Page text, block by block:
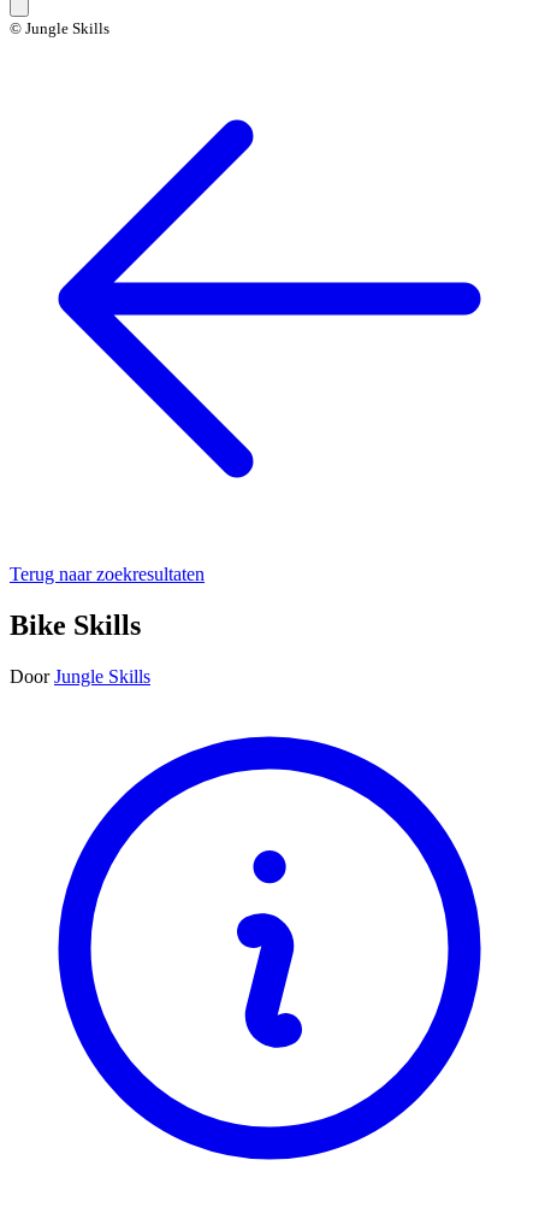
© Jungle Skills
Terug naar zoekresultaten
Bike Skills
Door Jungle Skills